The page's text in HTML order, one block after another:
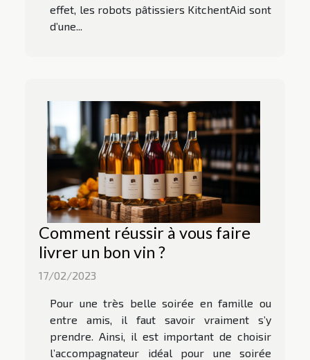
effet, les robots pâtissiers KitchentAid sont
d’une...
Comment réussir à vous faire
livrer un bon vin ?
17/02/2023
Pour une très belle soirée en famille ou
entre amis, il faut savoir vraiment s’y
prendre. Ainsi, il est important de choisir
l’accompagnateur idéal pour une soirée